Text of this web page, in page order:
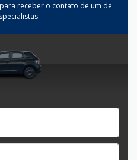
receber o contato de um de